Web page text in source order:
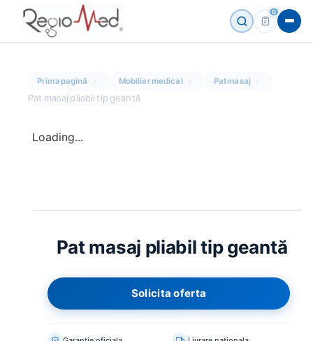
0
ESC
CERERE MARE ACUM
Prima pagină Mobilier medical Pat masaj
Pat masaj pliabil tip geantă
Loading...
Pat masaj pliabil tip geantă
Solicita oferta